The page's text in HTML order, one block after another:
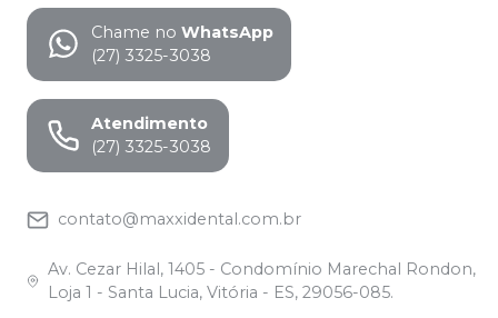
Chame no WhatsApp
(27) 3325-3038
Atendimento
(27) 3325-3038
contato@maxxidental.com.br
Av. Cezar Hilal, 1405 - Condomínio Marechal Rondon,
Loja 1 - Santa Lucia, Vitória - ES, 29056-085.